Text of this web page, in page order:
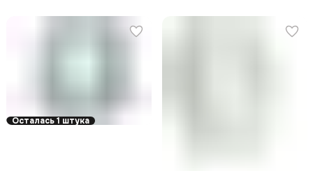
Осталась 1 штука